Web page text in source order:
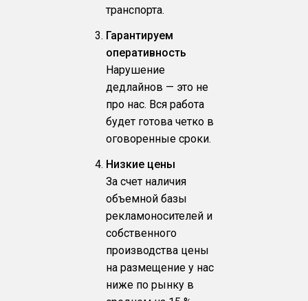
транспорта.
Гарантируем
оперативность
Нарушение
дедлайнов — это не
про нас. Вся работа
будет готова четко в
оговоренные сроки.
Низкие цены
За счет наличия
объемной базы
рекламоносителей и
собственного
производства цены
на размещение у нас
ниже по рынку в